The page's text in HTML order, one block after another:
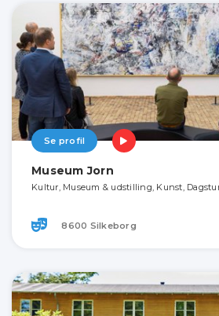
Se profil
Museum Jorn
Kultur, Museum & udstilling, Kunst,
8600 Silkeborg